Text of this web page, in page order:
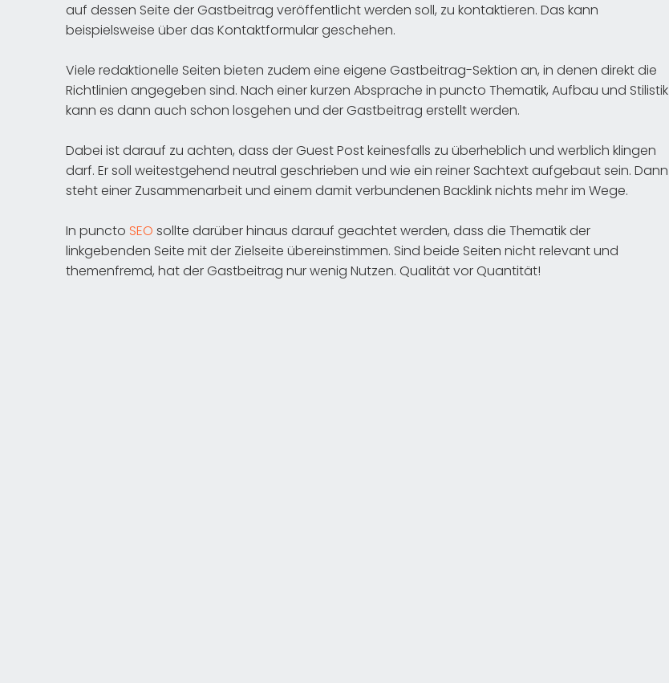
auf dessen Seite der Gastbeitrag veröffentlicht werden soll, zu kontaktieren. Das kann
beispielsweise über das Kontaktformular geschehen.
Viele redaktionelle Seiten bieten zudem eine eigene Gastbeitrag-Sektion an, in denen direkt die
Richtlinien angegeben sind. Nach einer kurzen Absprache in puncto Thematik, Aufbau und Stilistik
kann es dann auch schon losgehen und der Gastbeitrag erstellt werden.
Dabei ist darauf zu achten, dass der Guest Post keinesfalls zu überheblich und werblich klingen
darf. Er soll weitestgehend neutral geschrieben und wie ein reiner Sachtext aufgebaut sein. Dann
steht einer Zusammenarbeit und einem damit verbundenen Backlink nichts mehr im Wege.
In puncto SEO sollte darüber hinaus darauf geachtet werden, dass die Thematik der
linkgebenden Seite mit der Zielseite übereinstimmen. Sind beide Seiten nicht relevant und
themenfremd, hat der Gastbeitrag nur wenig Nutzen. Qualität vor Quantität!